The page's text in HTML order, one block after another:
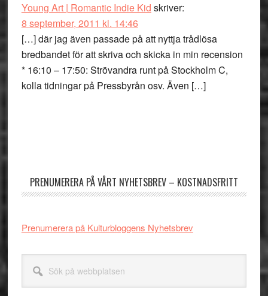
Young Art | Romantic Indie Kid skriver:
8 september, 2011 kl. 14:46
[…] där jag även passade på att nyttja trådlösa
bredbandet för att skriva och skicka in min recension
* 16:10 – 17:50: Strövandra runt på Stockholm C,
kolla tidningar på Pressbyrån osv. Även […]
PRENUMERERA PÅ VÅRT NYHETSBREV – KOSTNADSFRITT
Prenumerera på Kulturbloggens Nyhetsbrev
webbplatsen